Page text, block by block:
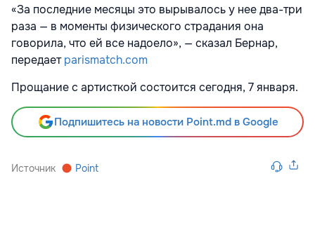
«За последние месяцы это вырывалось у нее два-три
раза — в моменты физического страдания она
говорила, что ей все надоело», — сказал Бернар,
передаетparismatch.com
Прощание с артисткой состоится сегодня, 7 января.
Подпишитесь на новости Point.md в Google
Источник Point